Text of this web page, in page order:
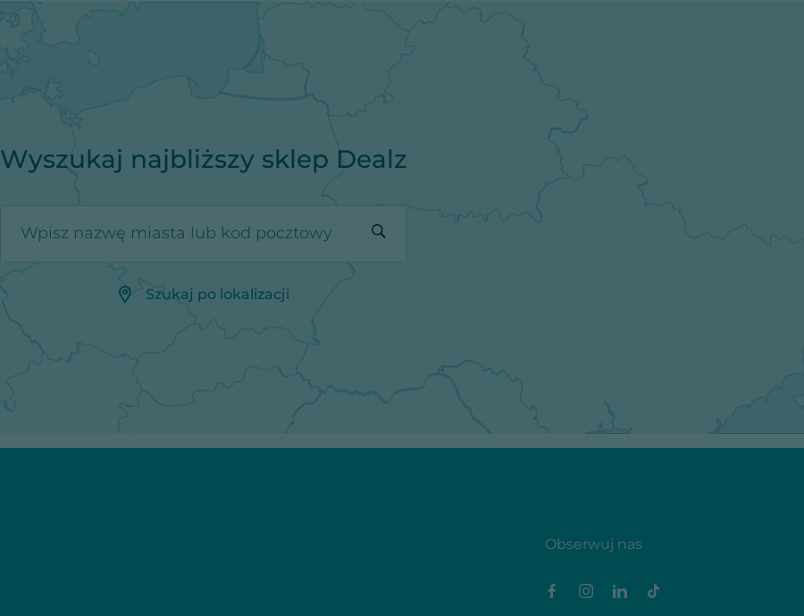
Wyszukaj najbliższy sklep Dealz
Wpisz nazwę miasta lub kod pocztowy
Szukaj po lokalizacji
Obserwuj nas